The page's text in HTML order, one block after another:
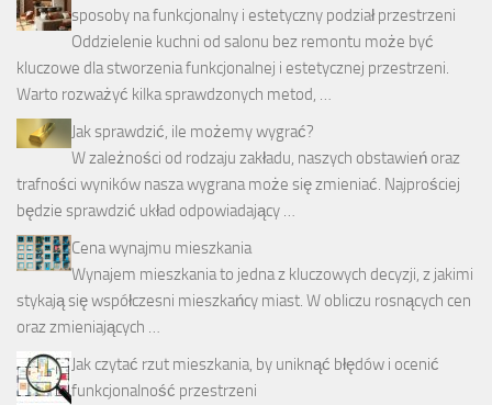
sposoby na funkcjonalny i estetyczny podział przestrzeni
Oddzielenie kuchni od salonu bez remontu może być
kluczowe dla stworzenia funkcjonalnej i estetycznej przestrzeni.
Warto rozważyć kilka sprawdzonych metod, …
Jak sprawdzić, ile możemy wygrać?
W zależności od rodzaju zakładu, naszych obstawień oraz
trafności wyników nasza wygrana może się zmieniać. Najprościej
będzie sprawdzić układ odpowiadający …
Cena wynajmu mieszkania
Wynajem mieszkania to jedna z kluczowych decyzji, z jakimi
stykają się współczesni mieszkańcy miast. W obliczu rosnących cen
oraz zmieniających …
Jak czytać rzut mieszkania, by uniknąć błędów i ocenić
funkcjonalność przestrzeni